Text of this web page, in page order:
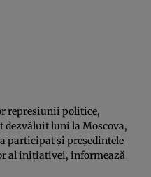
represiunii politice,
luni la Moscova,
participat şi preşedintele
al iniţiativei, informează